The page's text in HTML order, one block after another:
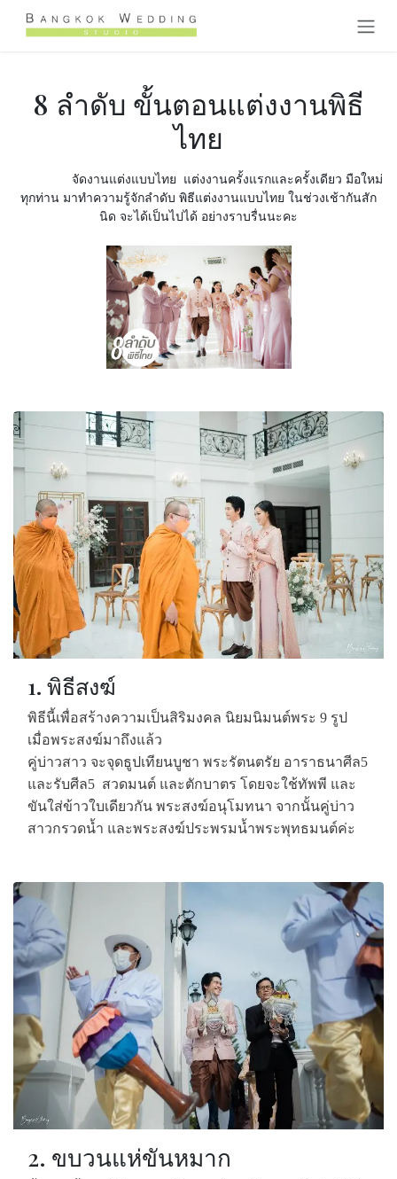
Skip to Content
8 ลำดับ ขั้นตอนแต่งงานพิธี
ไทย
จัดงานแต่งแบบไทย แต่งงานครั้งแรกและครั้งเดียว มือใหม่
ทุกท่าน มาทำความรู้จักลำดับ พิธีแต่งงานแบบไทย ในช่วงเช้ากันสัก
นิด จะได้เป็นไปได้ อย่างราบรื่นนะคะ
1. พิธีสงฆ์
พิธีนี้เพื่อสร้างความเป็นสิริมงคล นิยมนิมนต์พระ 9 รูป
เมื่อพระสงฆ์มาถึงแล้ว
คู่บ่าวสาว จะจุดธูปเทียนบูชา พระรัตนตรัย อาราธนาศีล5
และรับศีล5 สวดมนต์ และตักบาตร โดยจะใช้ทัพพี และ
ขันใส่ข้าวใบเดียวกัน พระสงฆ์อนุโมทนา จากนั้นคู่บ่าว
สาวกรวดน้ำ และพระสงฆ์ประพรมน้ำพระพุทธมนต์ค่ะ
2. ขบวนแห่ขันหมาก